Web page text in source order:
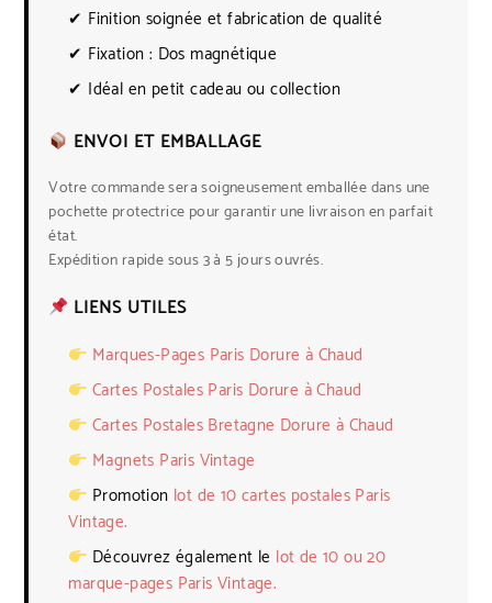
✔ Finition soignée et fabrication de qualité
✔ Fixation : Dos magnétique
✔ Idéal en petit cadeau ou collection
ENVOI ET EMBALLAGE
Votre commande sera soigneusement emballée dans une
pochette protectrice pour garantir une livraison en parfait
état.
Expédition rapide sous 3 à 5 jours ouvrés.
LIENS UTILES
Marques-Pages Paris Dorure à Chaud
Cartes Postales Paris Dorure à Chaud
Cartes Postales Bretagne Dorure à Chaud
Magnets Paris Vintage
Promotion lot de 10 cartes postales Paris
Vintage.
Découvrez également le lot de 10 ou 20
marque-pages Paris Vintage.